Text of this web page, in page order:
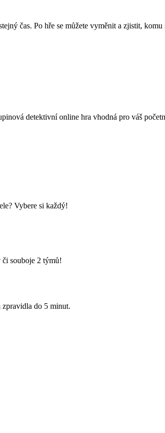
čas. Po hře se můžete vyměnit a zjistit,
detektivní online hra vhodná pro váš
Vybere si každý!
souboje 2 týmů!
do 5 minut.